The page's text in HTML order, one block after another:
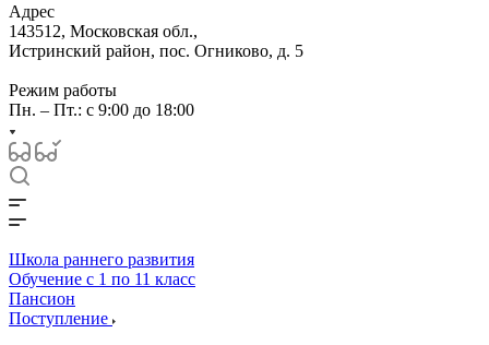
Адрес
143512, Московская обл.,
Истринский район, пос. Огниково, д. 5
Режим работы
Пн. – Пт.: с 9:00 до 18:00
Школа раннего развития
Обучение с 1 по 11 класс
Пансион
Поступление